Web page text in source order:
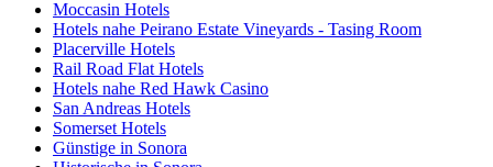
Moccasin Hotels
Hotels nahe Peirano Estate Vineyards - Tasing Room
Placerville Hotels
Rail Road Flat Hotels
Hotels nahe Red Hawk Casino
San Andreas Hotels
Somerset Hotels
Günstige in Sonora